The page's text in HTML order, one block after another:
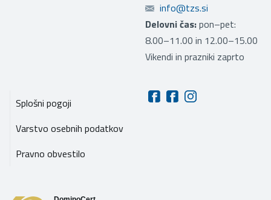
info@tzs.si
Delovni čas:pon–pet:
8.00–11.00 in 12.00–15.00
Vikendi in prazniki zaprto
Splošni pogoji
Varstvo osebnih podatkov
Pravno obvestilo